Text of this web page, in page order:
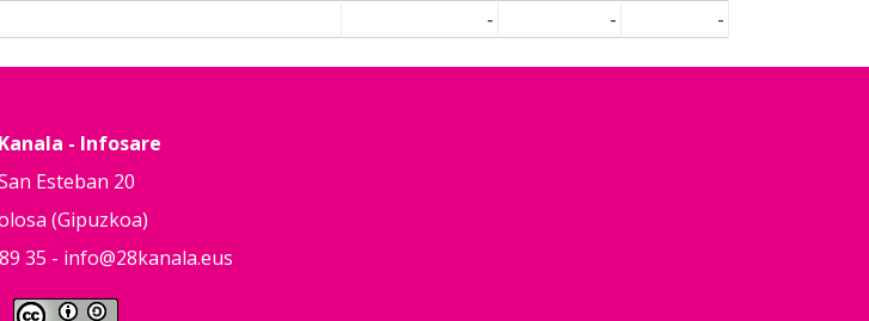
- - -
- Infosare
Esteban 20
(Gipuzkoa)
35 - info@28kanala.eus